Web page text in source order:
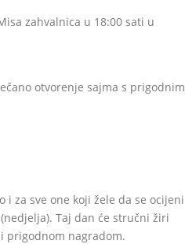
zahvalnica u 18:00 sati u
otvorenje sajma s prigodnim
i za sve one koji žele da se ocijeni
Taj dan će stručni žiri
prigodnom nagradom.